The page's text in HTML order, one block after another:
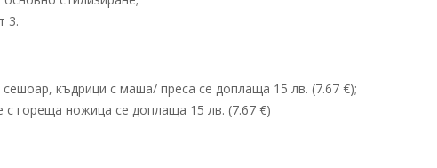
3.
къдрици с маша/ преса се доплаща 15 лв. (7.67 €);
с гореща ножица се доплаща 15 лв. (7.67 €)